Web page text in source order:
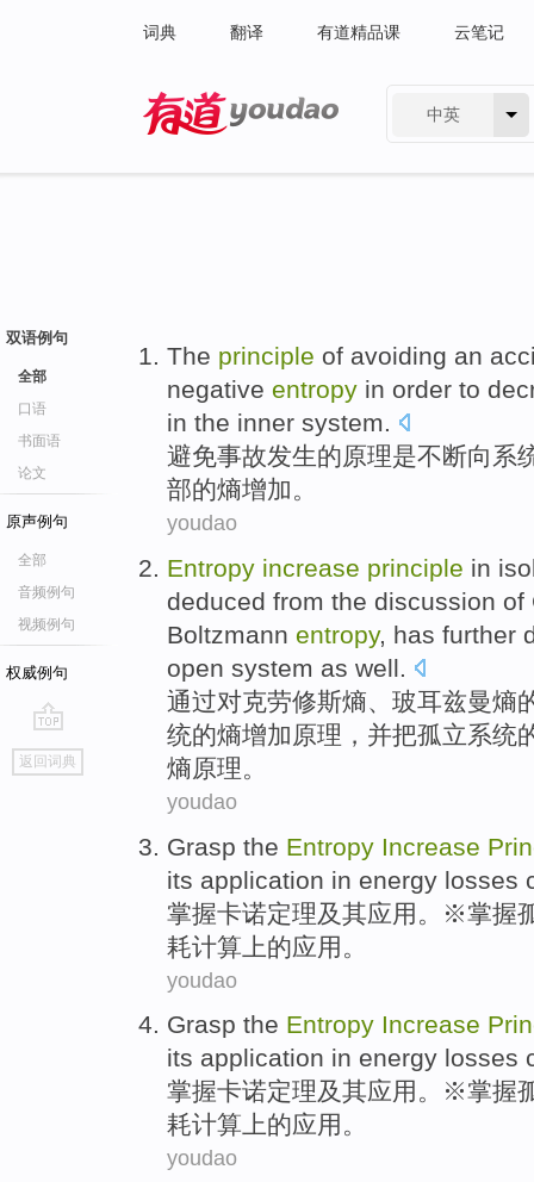
词典 翻译 有道精品课 云笔记
中英
双语例句
全部
口语
书面语
论文
原声例句
全部
音频例句
视频例句
权威例句
go
top
返回词典
The principle of avoiding an
negative entropy in order to
in the inner system.
避免事故发生的原理是不断向 系
部的熵增加。
youdao
Entropy increase principle in
deduced from the discussion of
Boltzmann entropy, has further
open system as well.
通过对克劳修斯熵、 玻耳兹曼熵
统的熵增加 原理 ， 并把孤立系统
熵原理。
youdao
Grasp the Entropy Increase
its application in energy losses
掌握卡诺定理 及其应用 。※掌握
耗计算 上的应用。
youdao
Grasp the Entropy Increase
its application in energy losses
掌握卡诺定理及其应用 。※掌握
耗计算 上的应用。
youdao